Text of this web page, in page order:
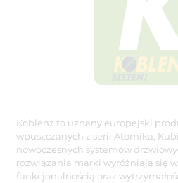
Koblenz to uznany europejski
wpuszczanych z serii Atomika,
nowoczesnych systemów
rozwiązania marki wyróżniają się
funkcjonalnością oraz